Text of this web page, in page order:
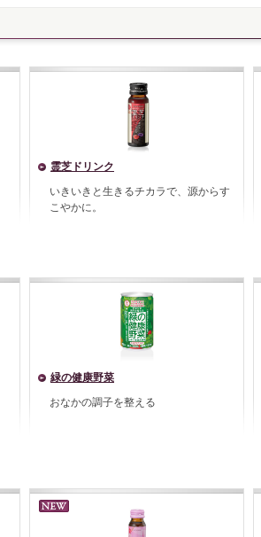
霊芝ドリンク
いきいきと生きるチカラで、源からす
こやかに。
緑の健康野菜
おなかの調子を整える